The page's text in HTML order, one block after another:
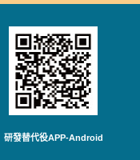
研發替代役APP-Android